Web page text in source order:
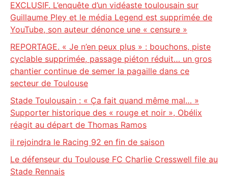
EXCLUSIF. L’enquête d’un vidéaste toulousain sur
Guillaume Pley et le média Legend est supprimée de
YouTube, son auteur dénonce une « censure »
REPORTAGE. « Je n’en peux plus » : bouchons, piste
cyclable supprimée, passage piéton réduit… un gros
chantier continue de semer la pagaille dans ce
secteur de Toulouse
Stade Toulousain : « Ça fait quand même mal… »
Supporter historique des « rouge et noir », Obélix
réagit au départ de Thomas Ramos
il rejoindra le Racing 92 en fin de saison
Le défenseur du Toulouse FC Charlie Cresswell file au
Stade Rennais